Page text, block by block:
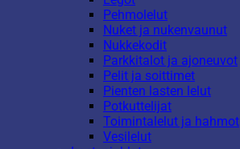
Pehmolelut
Nuket ja nukenvaunut
Nukkekodit
Parkkitalot ja ajoneuvot
Pelit ja soittimet
Pienten lasten lelut
Potkuttelijat
Toimintalelut ja hahmot
Vesilelut